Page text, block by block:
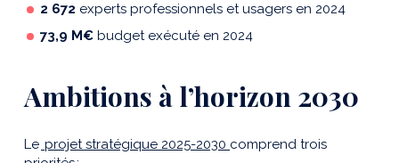
2 672 experts professionnels et usagers en 2024
73,9 M€ budget exécuté en 2024
Ambitions à l’horizon 2030
Le projet stratégique 2025-2030 comprend trois